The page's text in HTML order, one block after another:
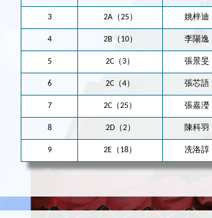
3 2A（25） 姚梓迪
4 2B（10） 李陽逸
5 2C（3） 張景旻
6 2C（4） 張芯語
7 2C（25） 張嘉瀅
8 2D（2） 陳科羽
9 2E（18） 冼洛諄